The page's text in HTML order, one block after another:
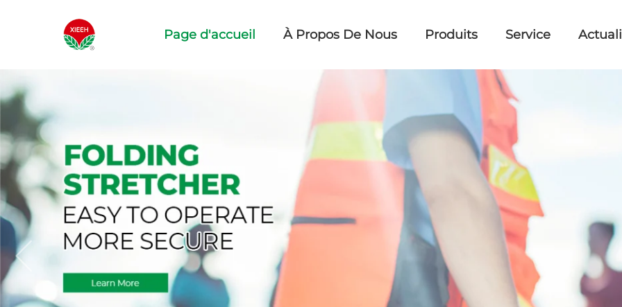
Page d'accueil À Propos De Nous Produits Service